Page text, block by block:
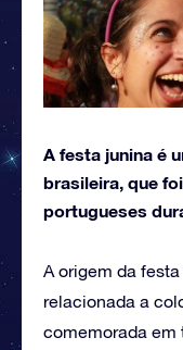
A festa junina é
brasileira, que
portugueses
A origem da
relacionada a
comemorada em